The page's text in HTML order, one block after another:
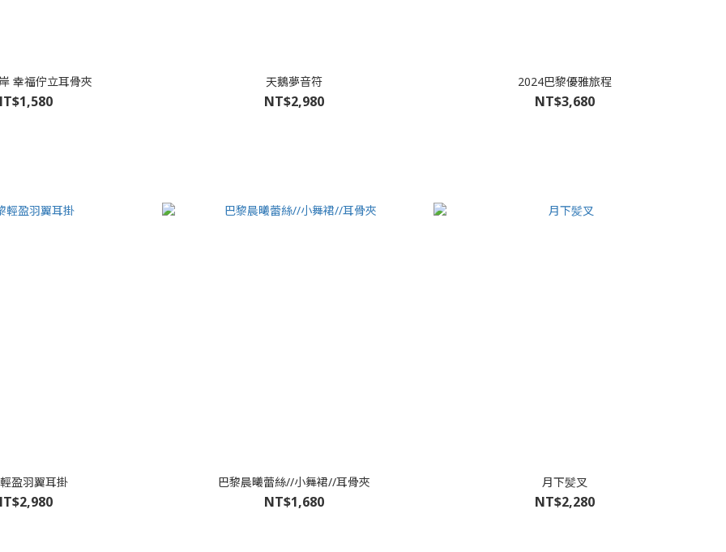
幸福佇立耳骨夾 天鵝夢音符
NT$2,980
2024巴黎優雅旅程
NT$3,680
盈羽翼耳掛 巴黎晨曦蕾絲//小舞裙//耳骨夾
NT$1,680
月下髪叉
NT$2,280